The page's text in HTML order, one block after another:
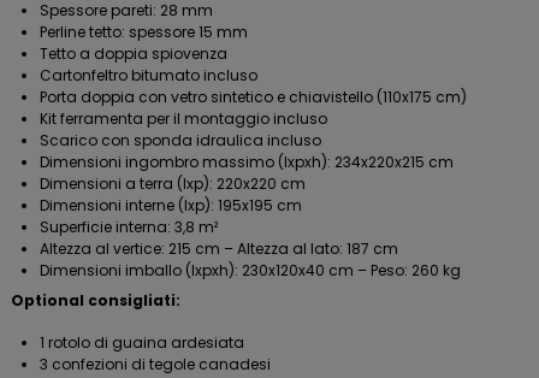
Spessore pareti: 28 mm
Perline tetto: spessore 15 mm
Tetto a doppia spiovenza
Cartonfeltro bitumato incluso
Porta doppia con vetro sintetico e chiavistello (110x175 cm)
Kit ferramenta per il montaggio incluso
Scarico con sponda idraulica incluso
Dimensioni ingombro massimo (lxpxh): 234x220x215 cm
Dimensioni a terra (lxp): 220x220 cm
Dimensioni interne (lxp): 195x195 cm
Superficie interna: 3,8 m²
Altezza al vertice: 215 cm – Altezza al lato: 187 cm
Dimensioni imballo (lxpxh): 230x120x40 cm – Peso: 260 kg
Optional consigliati:
1 rotolo di guaina ardesiata
3 confezioni di tegole canadesi